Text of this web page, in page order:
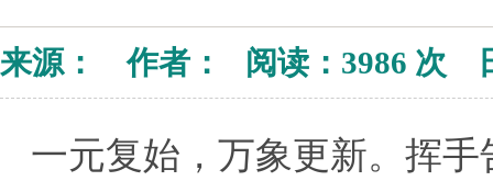
来源： 作者： 阅读： 3986 次
一元复始，万象更新。挥手